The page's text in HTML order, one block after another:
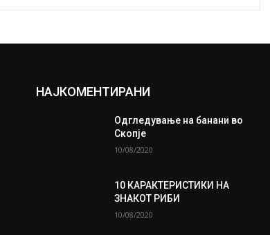
НАЈКОМЕНТИРАНИ
Одгледување на банани во
Скопје
10/08/2020
10 КАРАКТЕРИСТИКИ НА
ЗНАКОТ РИБИ
10/08/2020